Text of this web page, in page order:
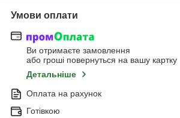
Умови оплати
Ви отримаєте замовлення
або гроші повернуться на вашу картку
Детальніше
Оплата на рахунок
Готівкою